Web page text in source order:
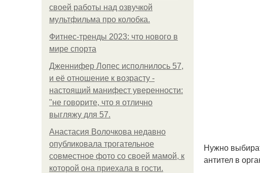
своей работы над озвучкой
мультфильма про колобка.
Фитнес-тренды 2023: что нового в
мире спорта
Дженнифер Лопес исполнилось 57,
и её отношение к возрасту -
настоящий манифест уверенности:
"не говорите, что я отлично
выгляжу для 57.
Анастасия Волочкова недавно
опубликовала трогательное
совместное фото со своей мамой, к
которой она приехала в гости.
Нужно
антител в